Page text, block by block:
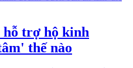
trợ hộ kinh
thế nào